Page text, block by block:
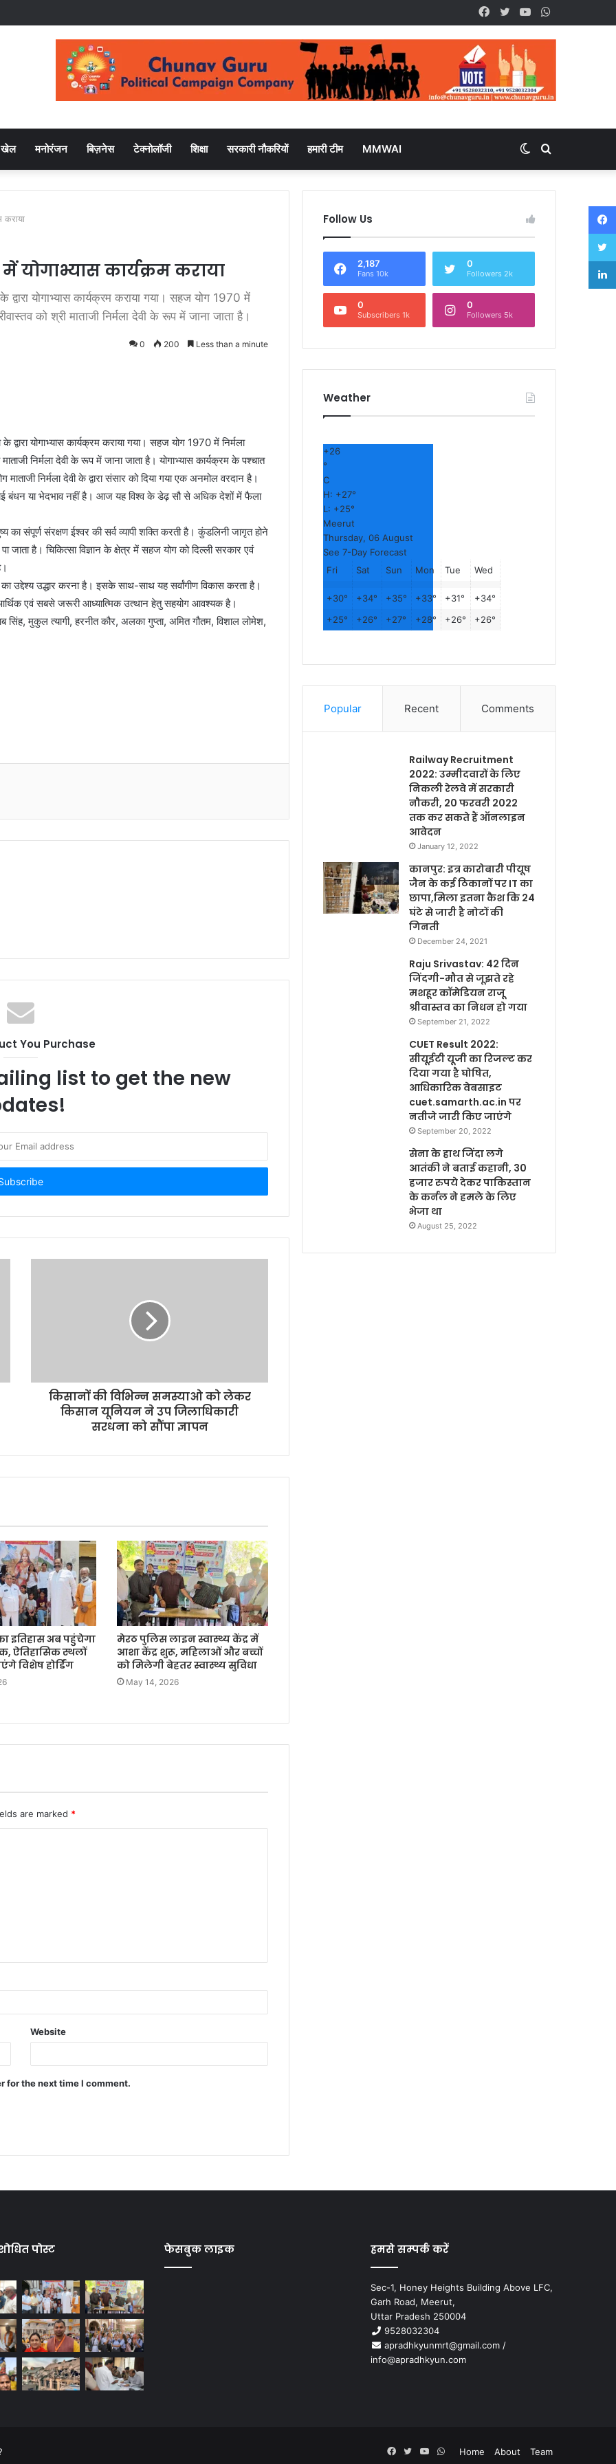
YouTube
Twitter
Facebook
खेल मनोरंजन बिज़नेस टेक्नोलॉजी शिक्षा सरकारी नौकरियों हमारी टीम MMWAI
for
Switch
skin
कराया
कार्यक्रम कराया
योगाभ्यास कार्यक्रम कराया गया। सहज योग 1970 में
को श्री माताजी निर्मला देवी के रूप में जाना जाता है।
0 200 Less than a minute
योगाभ्यास कार्यक्रम कराया गया। सहज योग 1970 में निर्मला
निर्मला देवी के रूप में जाना जाता है। योगाभ्यास कार्यक्रम के पश्चात
निर्मला देवी के द्वारा संसार को दिया गया एक अनमोल वरदान है।
बंधन या भेदभाव नहीं है। आज यह विश्व के डेढ़ सौ से अधिक देशों में फैला
का संपूर्ण संरक्षण ईश्वर की सर्व व्यापी शक्ति करती है। कुंडलिनी जागृत होने
जाता है। चिकित्सा विज्ञान के क्षेत्र में सहज योग को दिल्ली सरकार एवं
उद्देश्य उद्धार करना है। इसके साथ-साथ यह सर्वांगीण विकास करता है।
आर्थिक एवं सबसे जरूरी आध्यात्मिक उत्थान हेतु सहयोग आवश्यक है।
सिंह, मुकुल त्यागी, हरनीत कौर, अलका गुप्ता, अमित गौतम, विशाल लोमेश,
You Purchase
list to get the new
किसानों की विभिन्न समस्याओ को लेकर
किसान यूनियन ने उप जिलाधिकारी
सरधना को सौंपा ज्ञापन
इतिहास अब पहुंचेगा
ऐतिहासिक स्थलों
विशेष होर्डिंग
मेरठ पुलिस लाइन स्वास्थ्य केंद्र में
आशा केंद्र शुरू, महिलाओं और बच्चों
को मिलेगी बेहतर स्वास्थ्य सुविधा
May 14, 2026
are marked *
Website
for the next time I comment.
Follow Us
2,187
Fans 10k
0
Followers 2k
0
Subscribers 1k
0
Followers 5k
Weather
+26
°
C
H: +27°
L: +25°
Meerut
Thursday, 06 August
See 7-Day Forecast
Fri
Sat Sun Mon Tue Wed
+30° +34° +35° +33° +31° +34°
+25° +26° +27° +28° +26° +26°
Popular Recent Comments
Railway Recruitment
2022: उम्मीदवारों के लिए
निकली रेलवे में सरकारी
नौकरी, 20 फरवरी 2022
तक कर सकते हैं ऑनलाइन
आवेदन
January 12, 2022
कानपुर: इत्र कारोबारी पीयूष
जैन के कई ठिकानों पर IT का
छापा,मिला इतना कैश कि 24
घंटे से जारी है नोटों की
गिनती
December 24, 2021
Raju Srivastav: 42 दिन
जिंदगी-मौत से जूझते रहे
मशहूर कॉमेडियन राजू
श्रीवास्तव का निधन हो गया
September 21, 2022
CUET Result 2022:
सीयूईटी यूजी का रिजल्ट कर
दिया गया है घोषित,
आधिकारिक वेबसाइट
cuet.samarth.ac.in पर
नतीजे जारी किए जाएंगे
September 20, 2022
सेना के हाथ जिंदा लगे
आतंकी ने बताई कहानी, 30
हजार रुपये देकर पाकिस्तान
के कर्नल ने हमले के लिए
भेजा था
August 25, 2022
पोस्ट फेसबुक लाइक हमसे सम्पर्क करें
Sec-1, Honey Heights Building Above LFC,
Garh Road, Meerut,
Uttar Pradesh 250004
9528032304
apradhkyunmrt@gmail.com /
info@apradhkyun.com
Home About Team
Facebook
TwitterYouTube
WhatsApp